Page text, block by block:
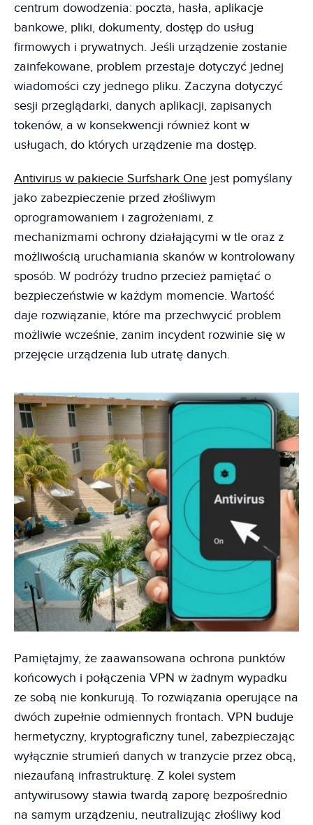
centrum dowodzenia: poczta, hasła, aplikacje
bankowe, pliki, dokumenty, dostęp do usług
firmowych i prywatnych. Jeśli urządzenie zostanie
zainfekowane, problem przestaje dotyczyć jednej
wiadomości czy jednego pliku. Zaczyna dotyczyć
sesji przeglądarki, danych aplikacji, zapisanych
tokenów, a w konsekwencji również kont w
usługach, do których urządzenie ma dostęp.
Antivirus w pakiecie Surfshark One jest pomyślany
jako zabezpieczenie przed złośliwym
oprogramowaniem i zagrożeniami, z
mechanizmami ochrony działającymi w tle oraz z
możliwością uruchamiania skanów w kontrolowany
sposób. W podróży trudno przecież pamiętać o
bezpieczeństwie w każdym momencie. Wartość
daje rozwiązanie, które ma przechwycić problem
możliwie wcześnie, zanim incydent rozwinie się w
przejęcie urządzenia lub utratę danych.
Pamiętajmy, że zaawansowana ochrona punktów
końcowych i połączenia VPN w żadnym wypadku
ze sobą nie konkurują. To rozwiązania operujące na
dwóch zupełnie odmiennych frontach. VPN buduje
hermetyczny, kryptograficzny tunel, zabezpieczając
wyłącznie strumień danych w tranzycie przez obcą,
niezaufaną infrastrukturę. Z kolei system
antywirusowy stawia twardą zaporę bezpośrednio
na samym urządzeniu, neutralizując złośliwy kod